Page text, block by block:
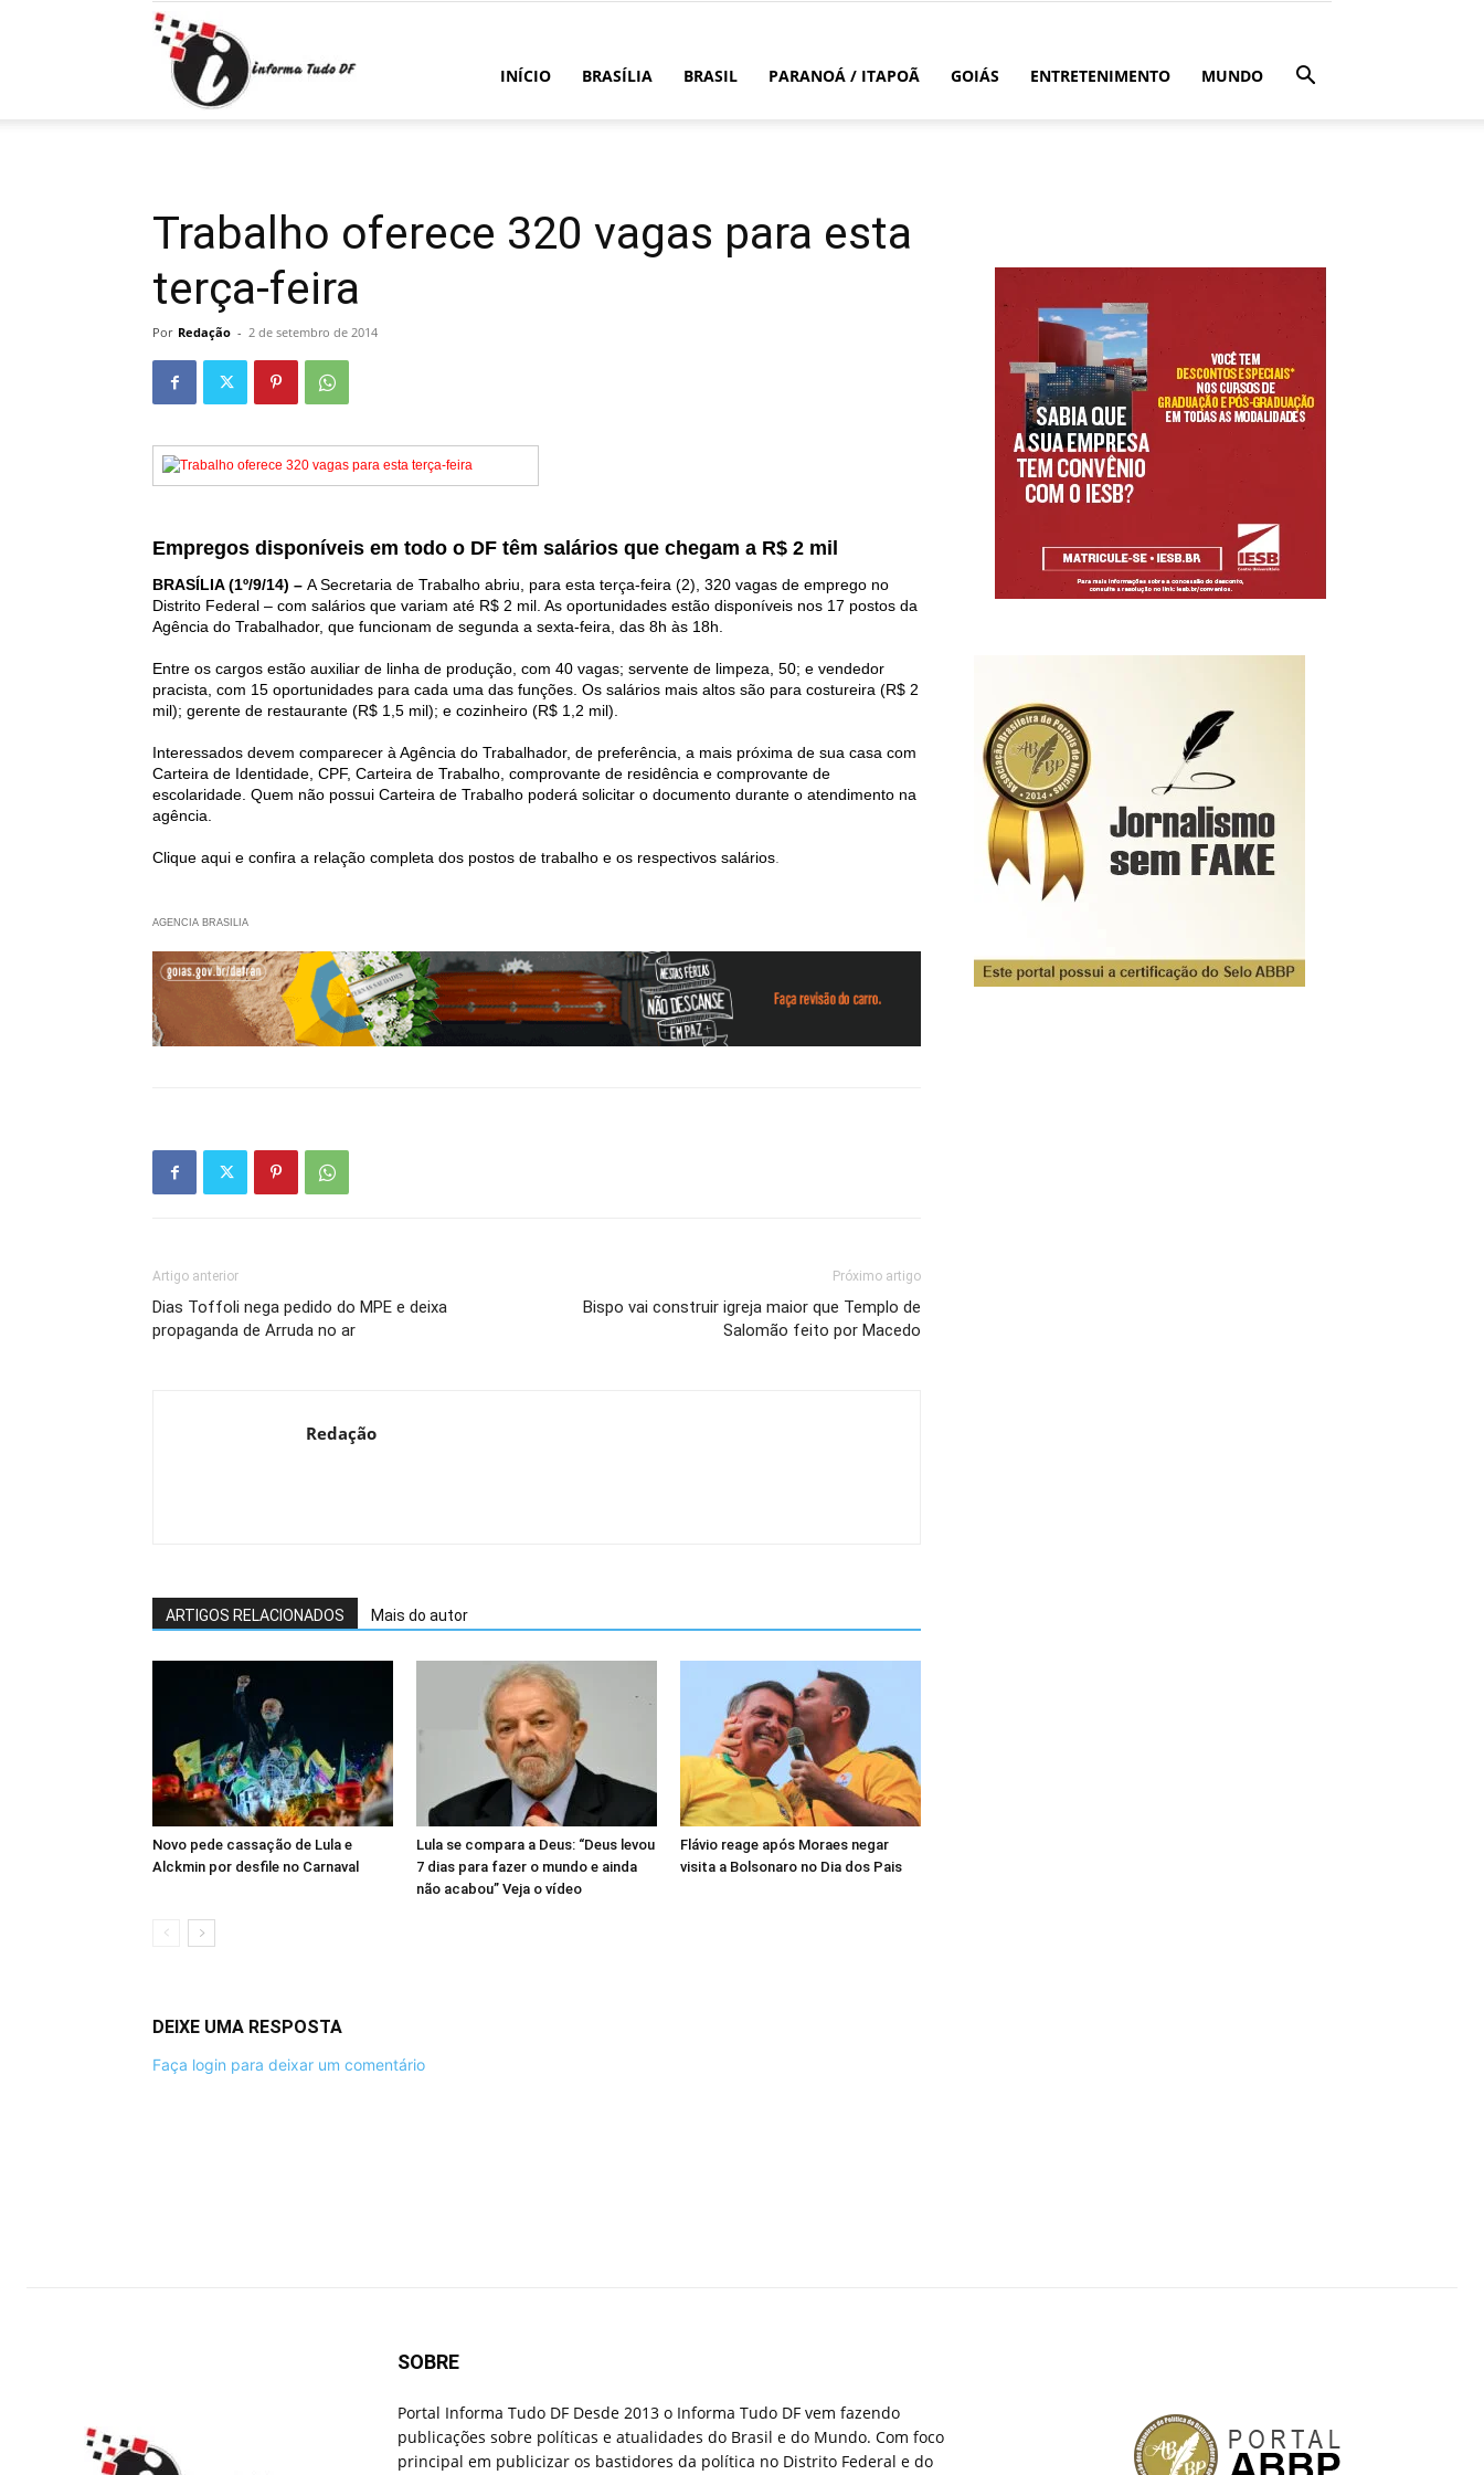
Informa
DF
INÍCIO BRASÍLIA BRASIL PARANOÁ / ITAPOÃ GOIÁS ENTRETENIMENTO MUNDO
Trabalho oferece 320 vagas para esta
terça-feira
Por Redação - 2 de setembro de 2014
Empregos disponíveis em todo o DF têm salários que chegam a R$ 2 mil
BRASÍLIA (1º/9/14) – A Secretaria de Trabalho abriu, para esta terça-feira (2), 320 vagas de emprego no
Distrito Federal – com salários que variam até R$ 2 mil. As oportunidades estão disponíveis nos 17 postos da
Agência do Trabalhador, que funcionam de segunda a sexta-feira, das 8h às 18h.
Entre os cargos estão auxiliar de linha de produção, com 40 vagas; servente de limpeza, 50; e vendedor
pracista, com 15 oportunidades para cada uma das funções. Os salários mais altos são para costureira (R$ 2
mil); gerente de restaurante (R$ 1,5 mil); e cozinheiro (R$ 1,2 mil).
Interessados devem comparecer à Agência do Trabalhador, de preferência, a mais próxima de sua casa com
Carteira de Identidade, CPF, Carteira de Trabalho, comprovante de residência e comprovante de
escolaridade. Quem não possui Carteira de Trabalho poderá solicitar o documento durante o atendimento na
agência.
Clique aqui e confira a relação completa dos postos de trabalho e os respectivos salários
AGENCIA BRASILIA
Artigo anterior
Dias Toffoli nega pedido do MPE e deixa
propaganda de Arruda no ar
Próximo artigo
Bispo vai construir igreja maior que Templo de
Salomão feito por Macedo
Redação
ARTIGOS RELACIONADOS Mais do autor
Novo pede cassação de Lula e
Alckmin por desfile no Carnaval
Lula se compara a Deus: “Deus levou
7 dias para fazer o mundo e ainda
não acabou” Veja o vídeo
Flávio reage após Moraes negar
visita a Bolsonaro no Dia dos Pais
DEIXE UMA RESPOSTA
Faça login para deixar um comentário
SOBRE
Portal Informa Tudo DF Desde 2013 o Informa Tudo DF vem fazendo
publicações sobre políticas e atualidades do Brasil e do Mundo. Com foco
principal em publicizar os bastidores da política no Distrito Federal e do